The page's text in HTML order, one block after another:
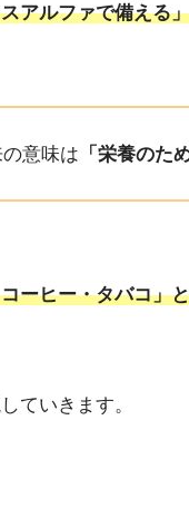
アルファで備える」
意味は 「栄養のた
ーヒー・タバコ」
ていきます。